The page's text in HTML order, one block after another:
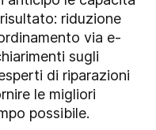
riduzione
via e-
sugli
di riparazioni
le migliori
possibile.